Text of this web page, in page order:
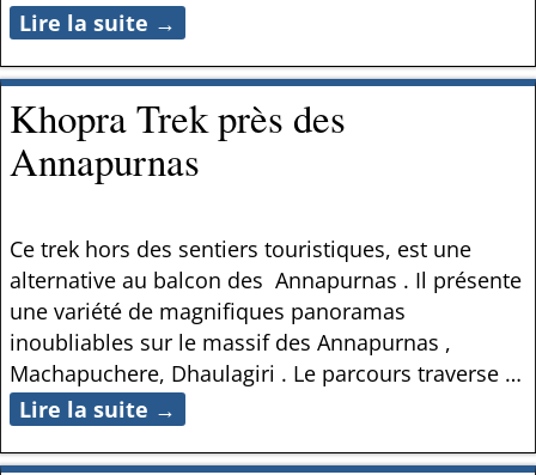
Lire la suite →
Khopra Trek près des
Annapurnas
Ce trek hors des sentiers touristiques, est une
alternative au balcon des Annapurnas . Il présente
une variété de magnifiques panoramas
inoubliables sur le massif des Annapurnas ,
Machapuchere, Dhaulagiri . Le parcours traverse …
Lire la suite →